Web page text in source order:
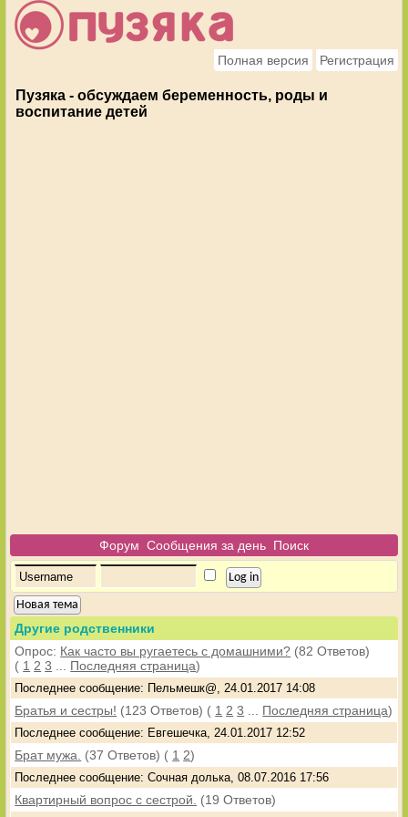
Полная версия Регистрация
Пузяка - обсуждаем беременность, роды и
воспитание детей
Форум Сообщения за день Поиск
Новая тема
Другие родственники
Опрос: Как часто вы ругаетесь с домашними? (82 Ответов)
( 1 2 3 Последняя страница)
Последнее сообщение: Пельмешк@, 24.01.2017 14:08
Братья и сестры! (123 Ответов) ( 1 2 3 Последняя страница)
Последнее сообщение: Евгешечка, 24.01.2017 12:52
Брат мужа. (37 Ответов) ( 1 2)
Последнее сообщение: Сочная долька, 08.07.2016 17:56
Квартирный вопрос с сестрой. (19 Ответов)